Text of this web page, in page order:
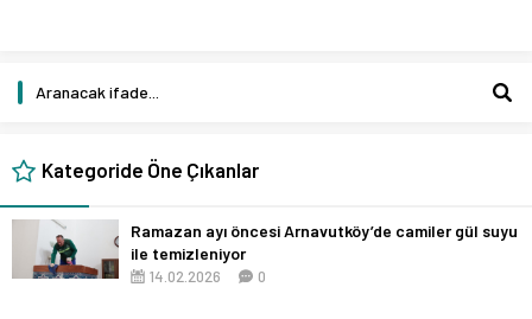
Kategoride Öne Çıkanlar
Ramazan ayı öncesi Arnavutköy’de camiler gül suyu
ile temizleniyor
14.02.2026 0